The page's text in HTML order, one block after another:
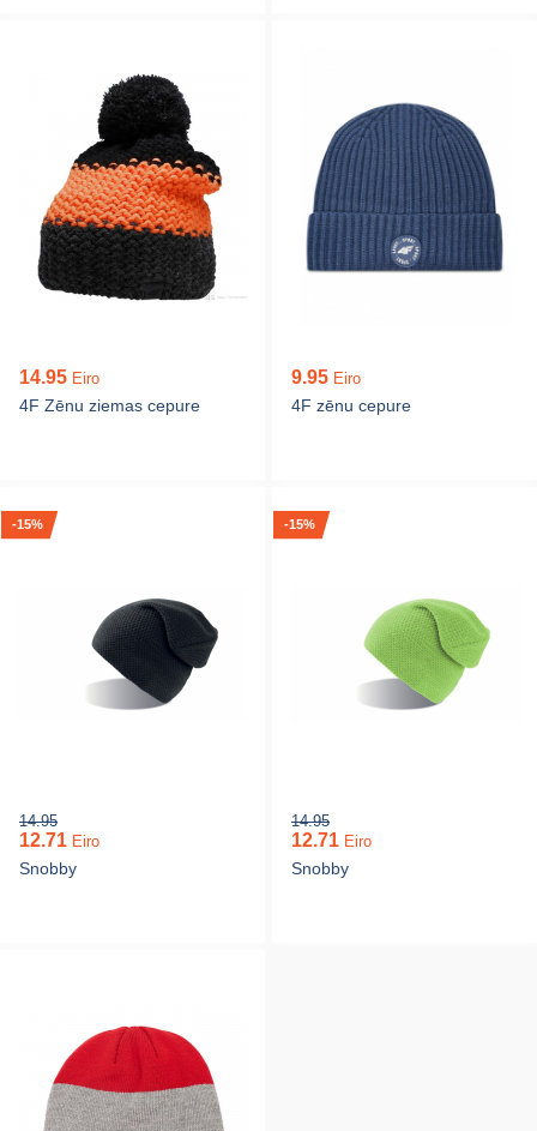
14.95 Eiro
4F Zēnu ziemas cepure
9.95 Eiro
4F zēnu cepure
14.95
-15%
12.71 Eiro
Snobby
14.95
-15%
12.71 Eiro
Snobby